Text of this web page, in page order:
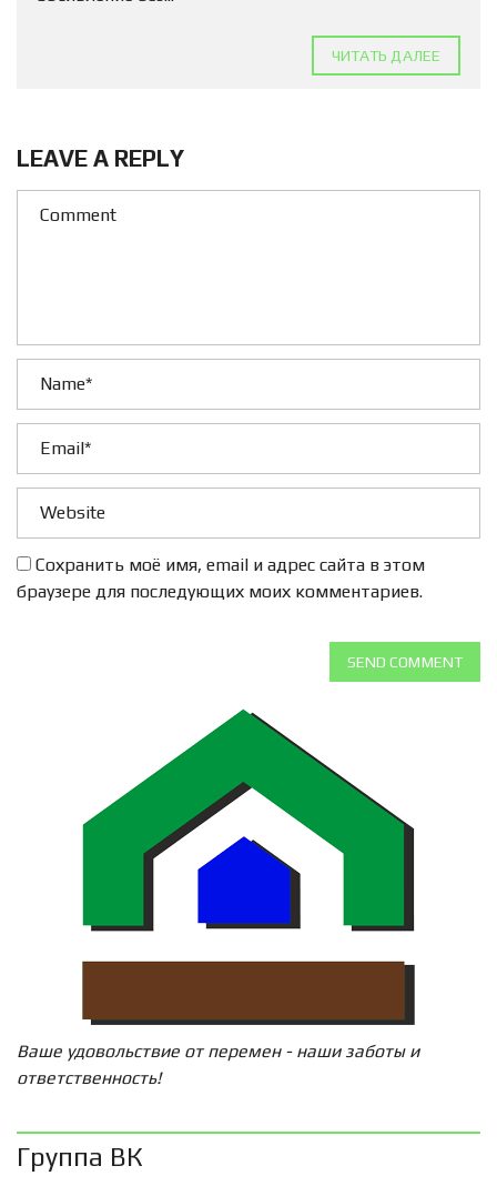
ЧИТАТЬ ДАЛЕЕ
LEAVE A REPLY
Сохранить моё имя, email и адрес сайта в этом
браузере для последующих моих комментариев.
SEND COMMENT
Ваше удовольствие от перемен - наши заботы и
ответственность!
Группа ВК